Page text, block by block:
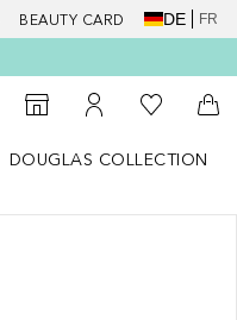
BEAUTY CARD DE FR
Zum Storefinder
Zu Meinem
Zu Meiner
DOUGLAS COLLECTION